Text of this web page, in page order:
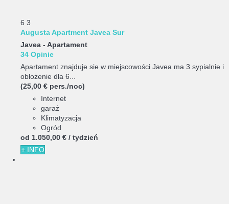
6 3
Augusta Apartment Javea Sur
Javea - Apartament
34 Opinie
Apartament znajduje sie w miejscowości Javea ma 3 sypialnie i
obłożenie dla 6...
(25,00 € pers./noc)
Internet
garaż
Klimatyzacja
Ogród
od 1.050,00 € / tydzień
+ INFO